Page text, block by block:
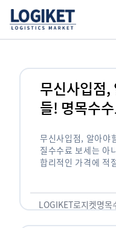
무신사입점,
들! 명목수
무신사입점, 알아야
질수수료 보세는 아
합리적인 가격에 적
LOGIKET로지켓명목